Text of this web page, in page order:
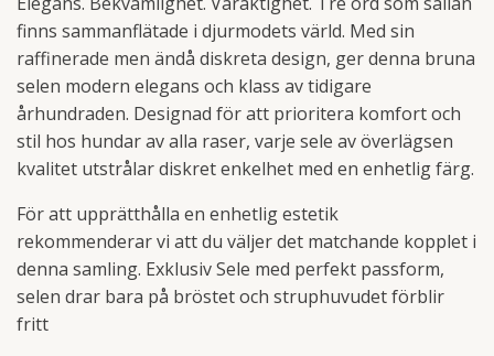
finns sammanflätade i djurmodets värld. Med sin
raffinerade men ändå diskreta design, ger denna bruna
selen modern elegans och klass av tidigare
århundraden. Designad för att prioritera komfort och
stil hos hundar av alla raser, varje sele av överlägsen
kvalitet utstrålar diskret enkelhet med en enhetlig färg.
För att upprätthålla en enhetlig estetik
rekommenderar vi att du väljer det matchande kopplet i
denna samling. Exklusiv Sele med perfekt passform,
selen drar bara på bröstet och struphuvudet förblir
fritt